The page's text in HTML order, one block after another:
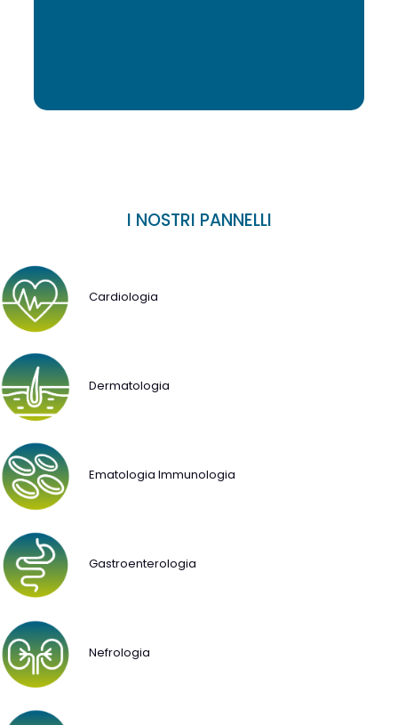
I NOSTRI PANNELLI
Cardiologia
Dermatologia
Ematologia Immunologia
Gastroenterologia
Nefrologia